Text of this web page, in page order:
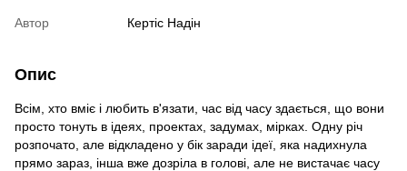
Автор Кертіс Надін
Опис
Всім, хто вміє і любить в'язати, час від часу здається, що вони
просто тонуть в ідеях, проектах, задумах, мірках. Одну річ
розпочато, але відкладено у бік заради ідеї, яка надихнула
прямо зараз, інша вже дозріла в голові, але не вистачає часу